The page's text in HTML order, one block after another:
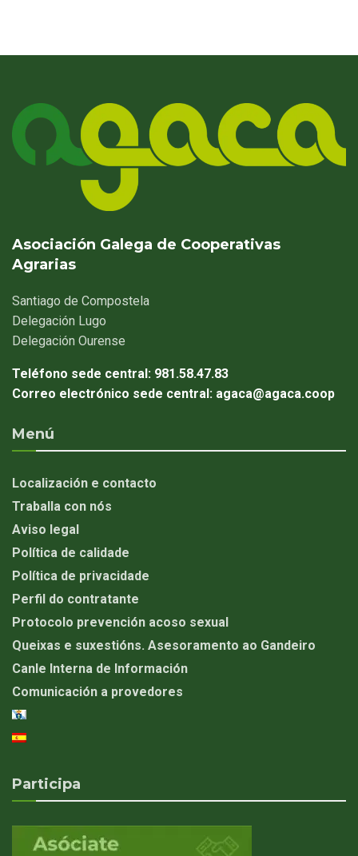
Asociación Galega de Cooperativas
Agrarias
Santiago de Compostela
Delegación Lugo
Delegación Ourense
Teléfono sede central: 981.58.47.83
Correo electrónico sede central: agaca@agaca.coop
Menú
Localización e contacto
Traballa con nós
Aviso legal
Política de calidade
Política de privacidade
Perfil do contratante
Protocolo prevención acoso sexual
Queixas e suxestións. Asesoramento ao Gandeiro
Canle Interna de Información
Comunicación a provedores
Participa